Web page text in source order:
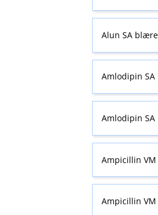
Alun SA
Amlodipin SA
Amlodipin
Ampicillin
Ampicillin